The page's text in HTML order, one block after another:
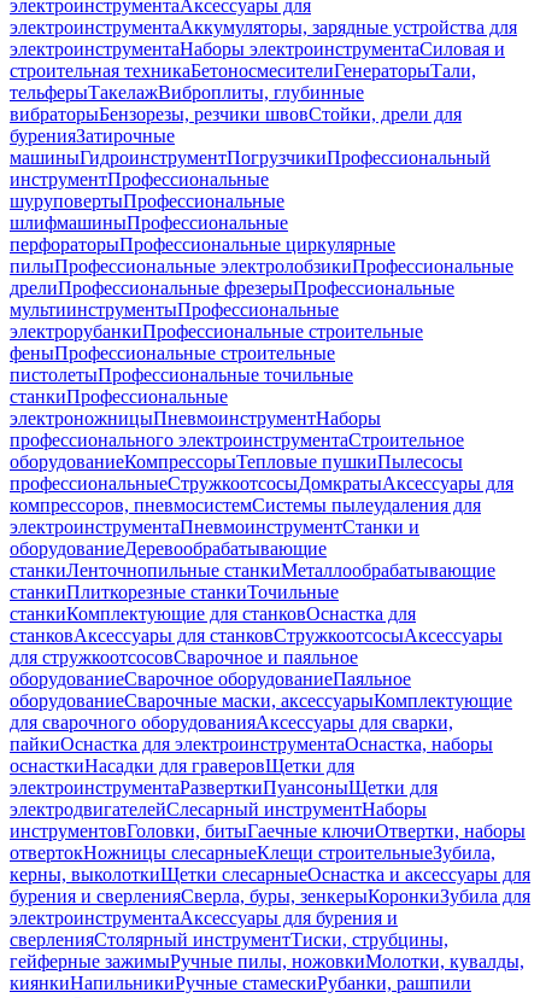
электроинструментаАксессуары для
электроинструментаАккумуляторы, зарядные устройства для
электроинструментаНаборы электроинструментаСиловая и
строительная техникаБетоносмесителиГенераторыТали,
тельферыТакелажВиброплиты, глубинные
вибраторыБензорезы, резчики швовСтойки, дрели для
буренияЗатирочные
машиныГидроинструментПогрузчикиПрофессиональный
инструментПрофессиональные
шуруповертыПрофессиональные
шлифмашиныПрофессиональные
перфораторыПрофессиональные циркулярные
пилыПрофессиональные электролобзикиПрофессиональные
дрелиПрофессиональные фрезерыПрофессиональные
мультиинструментыПрофессиональные
электрорубанкиПрофессиональные строительные
феныПрофессиональные строительные
пистолетыПрофессиональные точильные
станкиПрофессиональные
электроножницыПневмоинструментНаборы
профессионального электроинструментаСтроительное
оборудованиеКомпрессорыТепловые пушкиПылесосы
профессиональныеСтружкоотсосыДомкратыАксессуары для
компрессоров, пневмосистемСистемы пылеудаления для
электроинструментаПневмоинструментСтанки и
оборудованиеДеревообрабатывающие
станкиЛенточнопильные станкиМеталлообрабатывающие
станкиПлиткорезные станкиТочильные
станкиКомплектующие для станковОснастка для
станковАксессуары для станковСтружкоотсосыАксессуары
для стружкоотсосовСварочное и паяльное
оборудованиеСварочное оборудованиеПаяльное
оборудованиеСварочные маски, аксессуарыКомплектующие
для сварочного оборудованияАксессуары для сварки,
пайкиОснастка для электроинструментаОснастка, наборы
оснасткиНасадки для граверовЩетки для
электроинструментаРазверткиПуансоныЩетки для
электродвигателейСлесарный инструментНаборы
инструментовГоловки, битыГаечные ключиОтвертки, наборы
отвертокНожницы слесарныеКлещи строительныеЗубила,
керны, выколоткиЩетки слесарныеОснастка и аксессуары для
бурения и сверленияСверла, буры, зенкерыКоронкиЗубила для
электроинструментаАксессуары для бурения и
сверленияСтолярный инструментТиски, струбцины,
гейферные зажимыРучные пилы, ножовкиМолотки, кувалды,
киянкиНапильникиРучные стамескиРубанки, рашпили